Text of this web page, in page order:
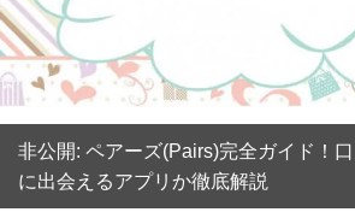
非公開: ペアーズ(Pairs)完全ガイド！
に出会えるアプリか徹底解説